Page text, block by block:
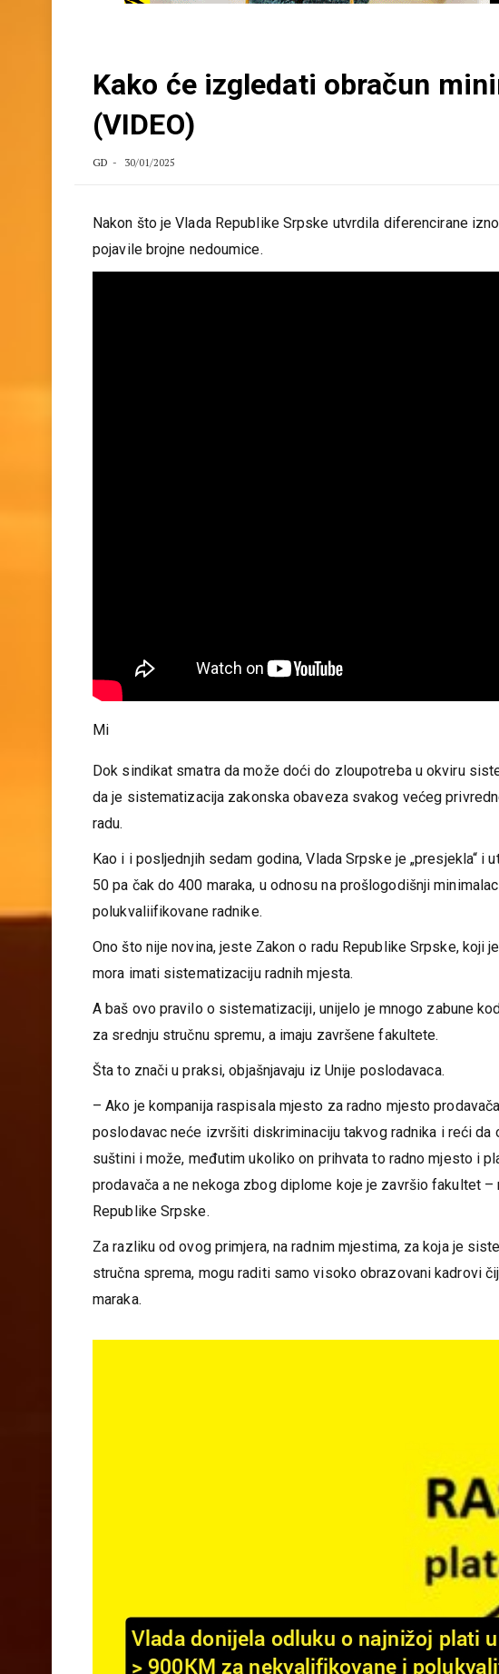
Kako će izgledati obračun
(VIDEO)
Nakon što je Vlada Republike Srpske utvrdila diferencirane
Mi
Dok sindikat smatra da može doći do zloupotreba u okviru
da je sistematizacija zakonska obaveza svakog većeg
radu.
Kao i i posljednjih sedam godina, Vlada Srpske je „presjekla“ i
50 pa čak do 400 maraka, u odnosu na prošlogodišnji
polukvaliifikovane radnike.
Ono što nije novina, jeste Zakon o radu Republike Srpske, koji
mora imati sistematizaciju radnih mjesta.
A baš ovo pravilo o sistematizaciji, unijelo je mnogo zabune
za srednju stručnu spremu, a imaju završene fakultete.
Šta to znači u praksi, objašnjavaju iz Unije poslodavaca.
– Ako je kompanija raspisala mjesto za radno mjesto
poslodavac neće izvršiti diskriminaciju takvog radnika i reći da
suštini i može, međutim ukoliko on prihvata to radno mjesto i
prodavača a ne nekoga zbog diplome koje je završio fakultet –
Republike Srpske.
Za razliku od ovog primjera, na radnim mjestima, za koja je
stručna sprema, mogu raditi samo visoko obrazovani kadrovi